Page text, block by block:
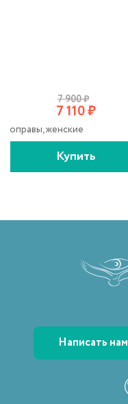
7 900₽
7 110₽
оправы, женские
Купить
Написать нам